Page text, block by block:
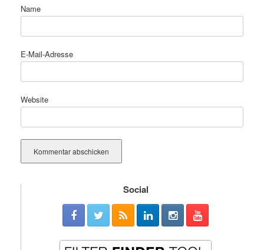
Name
E-Mail-Adresse
Website
Social